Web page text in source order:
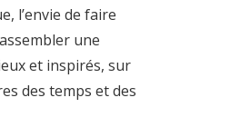
l’envie de faire
une
et inspirés, sur
des temps et des